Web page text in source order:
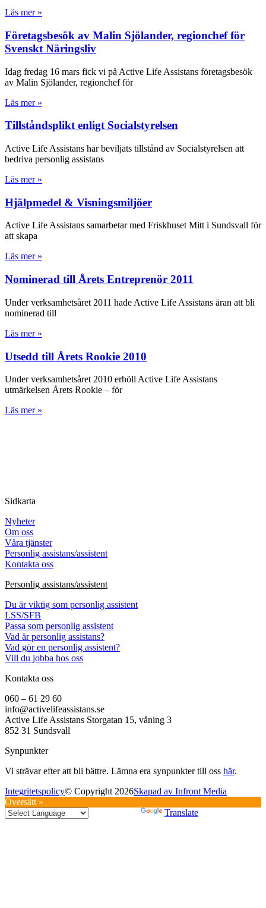
Läs mer »
Företagsbesök av Malin Sjölander, regionchef för
Svenskt Näringsliv
Idag fredag 16 mars fick vi på Active Life Assistans företagsbesök
av Malin Sjölander, regionchef för
Läs mer »
Tillståndsplikt enligt Socialstyrelsen
Active Life Assistans har beviljats tillstånd av Socialstyrelsen att
bedriva personlig assistans
Läs mer »
Hjälpmedel & Visningsmiljöer
Active Life Assistans samarbetar med Friskhuset Mitt i Sundsvall för
att skapa
Läs mer »
Nominerad till Årets Entreprenör 2011
Under verksamhetsåret 2011 hade Active Life Assistans äran att bli
nominerad till
Läs mer »
Utsedd till Årets Rookie 2010
Under verksamhetsåret 2010 erhöll Active Life Assistans
utmärkelsen Årets Rookie – för
Läs mer »
Sidkarta
Nyheter
Om oss
Våra tjänster
Personlig assistans/assistent
Kontakta oss
Personlig assistans/assistent
Du är viktig som personlig assistent
LSS/SFB
Passa som personlig assistent
Vad är personlig assistans?
Vad gör en personlig assistent?
Vill du jobba hos oss
Kontakta oss
060 – 61 29 60
info@activelifeassistans.se
Active Life Assistans Storgatan 15, våning 3
852 31 Sundsvall
Synpunkter
Vi strävar efter att bli bättre. Lämna era synpunkter till oss här.
Integritetspolicy© Copyright 2026Skapad av Infront Media
Översätt »
Translate